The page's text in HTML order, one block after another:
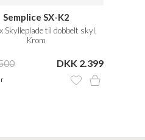
Semplice SX-K2
Skylleplade til dobbelt skyl,
Krom
DKK 2.399